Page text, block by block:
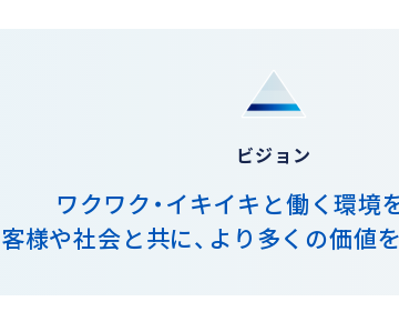
ビジョン
ワクワク・イキイキと働く環境
様や社会と共に、より多くの価値